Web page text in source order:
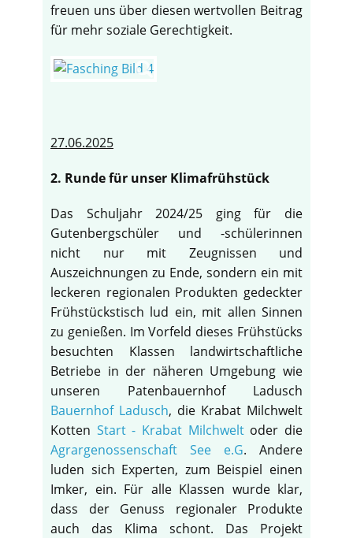
freuen uns über diesen wertvollen Beitrag
für mehr soziale Gerechtigkeit.
27.06.2025
2. Runde für unser Klimafrühstück
Das Schuljahr 2024/25 ging für die
Gutenbergschüler und -schülerinnen
nicht nur mit Zeugnissen und
Auszeichnungen zu Ende, sondern ein mit
leckeren regionalen Produkten gedeckter
Frühstückstisch lud ein, mit allen Sinnen
zu genießen. Im Vorfeld dieses Frühstücks
besuchten Klassen landwirtschaftliche
Betriebe in der näheren Umgebung wie
unseren Patenbauernhof Ladusch
Bauernhof Ladusch, die Krabat Milchwelt
Kotten Start - Krabat Milchweltoder die
Agrargenossenschaft See e.G. Andere
luden sich Experten, zum Beispiel einen
Imker, ein. Für alle Klassen wurde klar,
dass der Genuss regionaler Produkte
auch das Klima schont. Das Projekt